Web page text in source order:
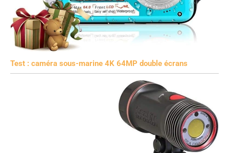
Test : caméra sous-marine 4K 64MP double écrans